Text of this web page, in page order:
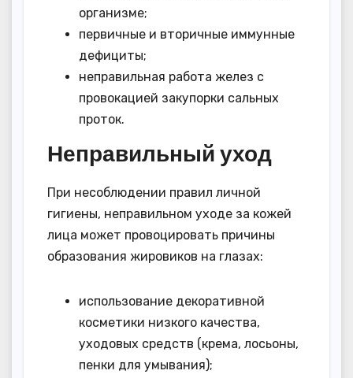
организме;
первичные и вторичные иммунные
дефициты;
неправильная работа желез с
провокацией закупорки сальных
проток.
Неправильный уход
При несоблюдении правил личной
гигиены, неправильном уходе за кожей
лица может провоцировать причины
образования жировиков на глазах:
использование декоративной
косметики низкого качества,
уходовых средств (крема, лосьоны,
пенки для умывания);